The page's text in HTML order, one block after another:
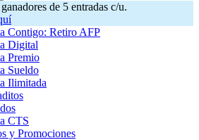
de 5 entradas c/u.
Contigo: Retiro AFP
Digital
Premio
Sueldo
Ilimitada
CTS
y Promociones